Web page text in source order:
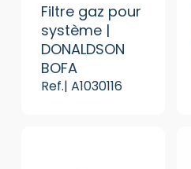
Filtre gaz pour
système |
DONALDSON
BOFA
Ref.| A1030116